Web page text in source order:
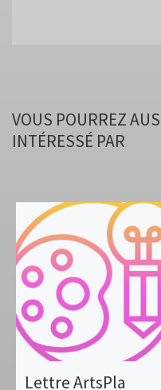
VOUS POURREZ
INTÉRESSÉ PAR
Lettre ArtsPla